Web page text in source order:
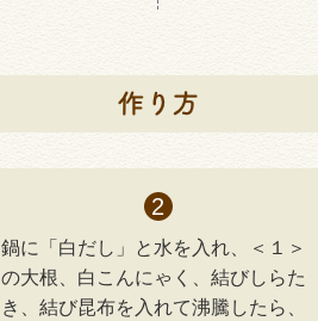
鍋に「白だし」と水を入れ、＜１＞
の大根、白こんにゃく、結びしらた
き、結び昆布を入れて沸騰したら、